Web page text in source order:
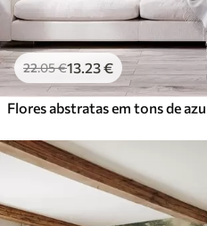
22.05€13 .23€